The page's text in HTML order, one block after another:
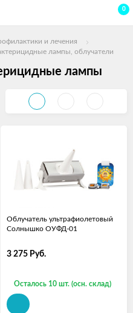
0
и лечения
лампы, облучатели
лампы
Облучатель ультрафиолетовый
Солнышко ОУФД-01
3 275 Руб.
Осталось 10 шт. (осн. склад)